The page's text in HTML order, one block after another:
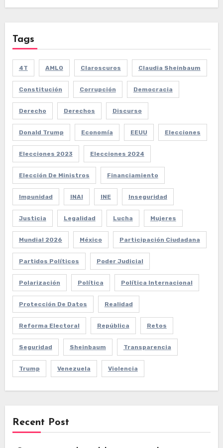
Tags
4T AMLO Claroscuros Claudia Sheinbaum
Constitución Corrupción Democracia
Derecho Derechos Discurso
Donald Trump Economía EEUU Elecciones
Elecciones 2023 Elecciones 2024
Elección De Ministros Financiamiento
Impunidad INAI INE Inseguridad
Justicia Legalidad Lucha Mujeres
Mundial 2026 México Participación Ciudadana
Partidos Políticos Poder Judicial
Polarización Política Política Internacional
Protección De Datos Realidad
Reforma Electoral República Retos
Seguridad Sheinbaum Transparencia
Trump Venezuela Violencia
Recent Post